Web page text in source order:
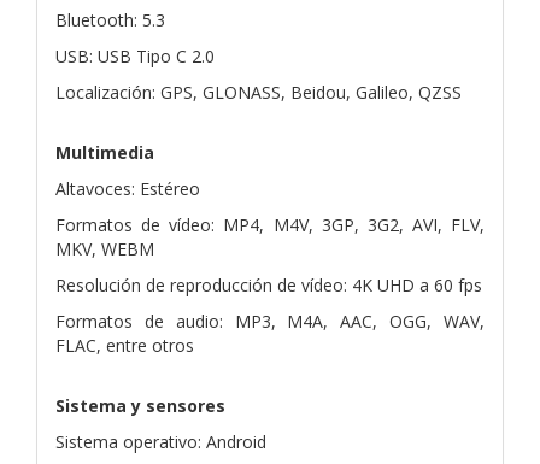
Bluetooth: 5.3
USB: USB Tipo C 2.0
Localización: GPS, GLONASS, Beidou, Galileo, QZSS
Multimedia
Altavoces: Estéreo
Formatos de vídeo: MP4, M4V, 3GP, 3G2, AVI, FLV,
MKV, WEBM
Resolución de reproducción de vídeo: 4K UHD a 60 fps
Formatos de audio: MP3, M4A, AAC, OGG, WAV,
FLAC, entre otros
Sistema y sensores
Sistema operativo: Android